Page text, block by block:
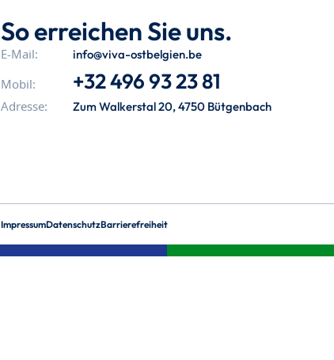
So erreichen Sie uns.
E-Mail: info@viva-ostbelgien.be
Mobil: +32 496 93 23 81
Adresse: Zum Walkerstal 20, 4750 Bütgenbach
ImpressumDatenschutzBarrierefreiheit